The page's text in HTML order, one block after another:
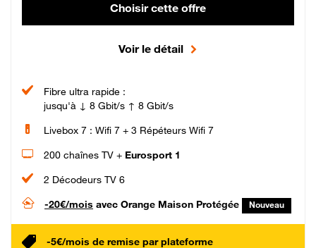
Choisir cette offre
Voir le détail
Fibre ultra rapide :
jusqu'à ↓ 8 Gbit/s ↑ 8 Gbit/s
Livebox 7 : Wifi 7 + 3 Répéteurs Wifi 7
200 chaînes TV + Eurosport 1
2 Décodeurs TV 6
-20€/mois avec Orange Maison Protégée Nouveau
-5€/mois de remise par plateforme